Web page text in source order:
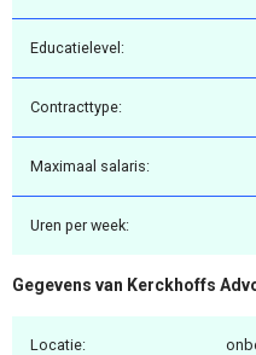
Educatielevel:
Contracttype:
Maximaal salaris:
Uren per week:
Gegevens van Kerckhoffs
Locatie: